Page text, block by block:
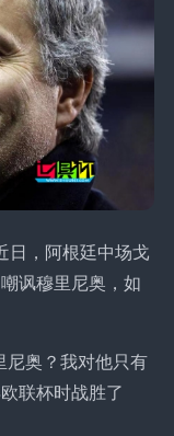
日，阿根廷中场戈
讽穆里尼奥，如
尼奥？我对他只有
联杯时战胜了